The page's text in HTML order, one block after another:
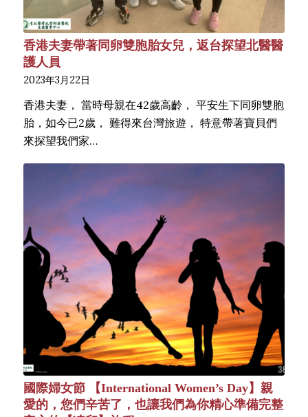
香港夫妻帶著同卵雙胞胎女兒，返台探望北醫醫
護人員
2023年3月22日
香港夫妻， 當時母親在42歲高齡， 平安生下同卵雙胞
胎，如今已2歲， 難得來台灣旅遊， 特意帶著寶貝們
來探望我們家…
國際婦女節 【International Women’s Day】親
愛的，您們辛苦了，也讓我們為你精心準備完整